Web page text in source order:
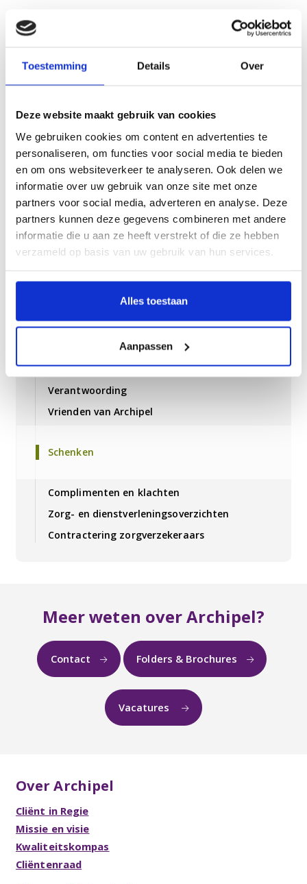
Toestemming Details Over
Deze website maakt gebruik van cookies
We gebruiken cookies om content en advertenties te
personaliseren, om functies voor social media te bieden
en om ons websiteverkeer te analyseren. Ook delen we
informatie over uw gebruik van onze site met onze
partners voor social media, adverteren en analyse. Deze
partners kunnen deze gegevens combineren met andere
informatie die u aan ze heeft verstrekt of die ze hebben
verzameld op basis van uw gebruik van hun services.
Alles toestaan
Aanpassen
Over Archipel
Ons verhaal
Missie-Visie
Publicaties
SamenDoen
Duurzaam zorgen
Organisatie
Kwaliteit
Cliëntenraad
Verantwoording
Vrienden van Archipel
Schenken
Complimenten en klachten
Zorg- en dienstverleningsoverzichten
Contractering zorgverzekeraars
dan levert dat nog steeds voordeel op en zou Vrienden van
voor beide partijen. En uiteraard is het mogelijk deze
belastingteruggave opnieuw als gift aan Vrienden van
Meer weten over Archipel?
Contact Folders & Brochures
Vacatures
Over Archipel
Cliënt in Regie
Missie en visie
Kwaliteitskompas
Cliëntenraad